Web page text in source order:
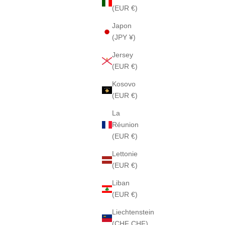
(EUR €)
Japon
(JPY ¥)
Jersey
(EUR €)
Kosovo
(EUR €)
La
Réunion
(EUR €)
Lettonie
(EUR €)
Liban
(EUR €)
Liechtenstein